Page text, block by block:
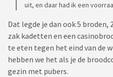
uit, en daar had ik een
Dat legde je dan ook 5
zak kadetten en een
te eten tegen het eind van de
hebben we het als je de
gezin met pubers.